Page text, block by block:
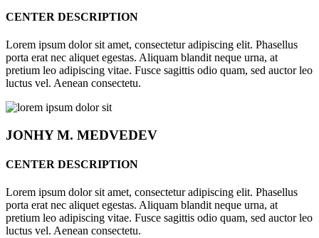
CENTER DESCRIPTION
Lorem ipsum dolor sit amet, consectetur adipiscing elit. Phasellus
porta erat nec aliquet egestas. Aliquam blandit neque urna, at
pretium leo adipiscing vitae. Fusce sagittis odio quam, sed auctor leo
luctus vel. Aenean consectetu.
JONHYM. MEDVEDEV
CENTER DESCRIPTION
Lorem ipsum dolor sit amet, consectetur adipiscing elit. Phasellus
porta erat nec aliquet egestas. Aliquam blandit neque urna, at
pretium leo adipiscing vitae. Fusce sagittis odio quam, sed auctor leo
luctus vel. Aenean consectetu.